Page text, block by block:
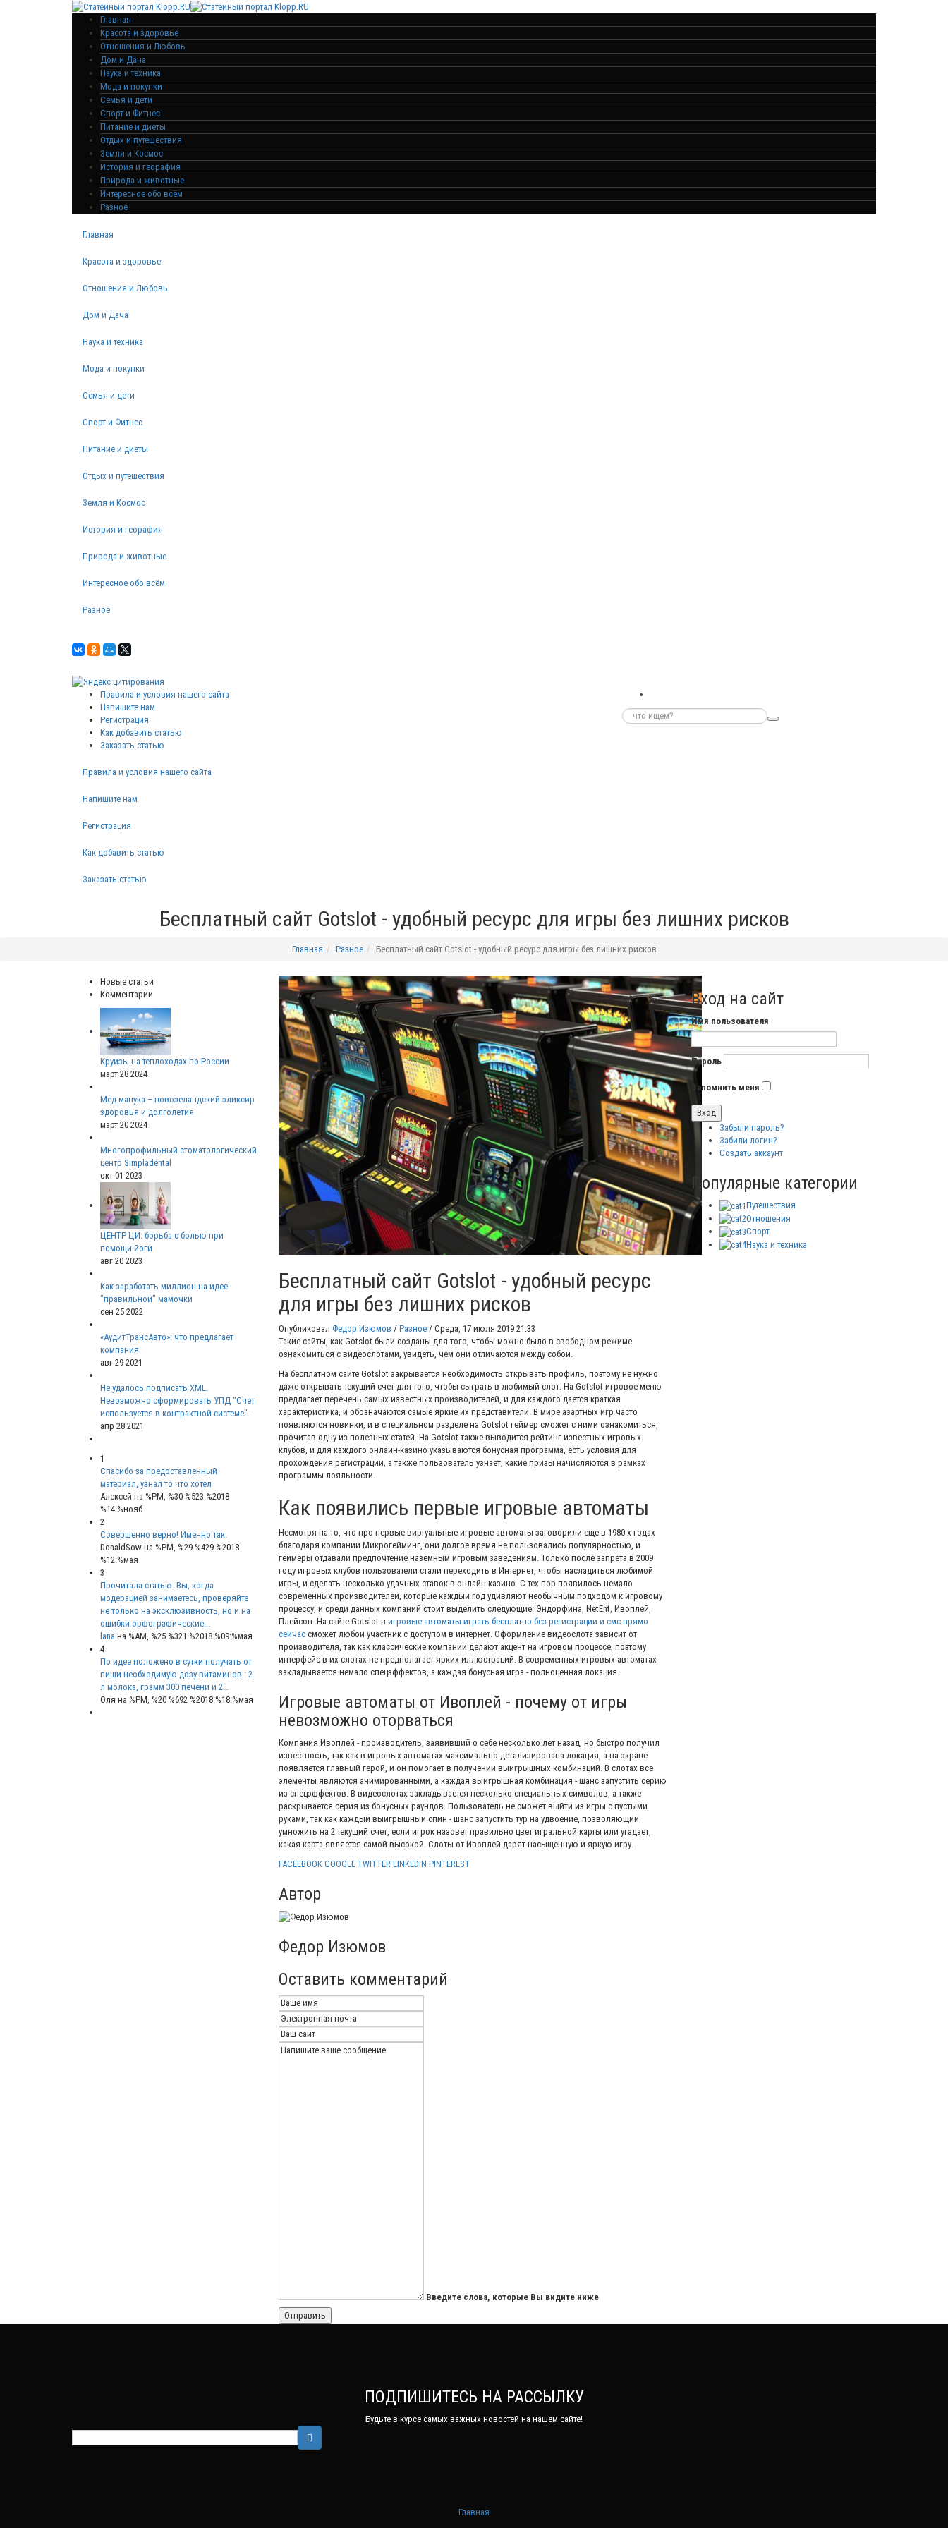
Главная
Красота и здоровье
Отношения и Любовь
Дом и Дача
Наука и техника
Мода и покупки
Семья и дети
Спорт и Фитнес
Питание и диеты
Отдых и путешествия
Земля и Космос
История и георафия
Природа и животные
Интересное обо всём
Разное
Главная
Красота и здоровье
Отношения и Любовь
Дом и Дача
Наука и техника
Мода и покупки
Семья и дети
Спорт и Фитнес
Питание и диеты
Отдых и путешествия
Земля и Космос
История и георафия
Природа и животные
Интересное обо всём
Разное
Правила и условия нашего сайта
Напишите нам
Регистрация
Как добавить статью
Заказать статью
Правила и условия нашего сайта
Напишите нам
Регистрация
Как добавить статью
Заказать статью
Бесплатный сайт Gotslot - удобный ресурс для игры без лишних рисков
Главная Разное Бесплатный сайт Gotslot - удобный ресурс для игры без лишних рисков
Новые статьи
Комментарии
Круизы на теплоходах по России
март 28 2024
Мед манука – новозеландский эликсир
здоровья и долголетия
март 20 2024
Многопрофильный стоматологический
центр Simpladental
окт 01 2023
ЦЕНТР ЦИ: борьба с болью при
помощи йоги
авг 20 2023
Как заработать миллион на идее
"правильной" мамочки
сен 25 2022
«АудитТрансАвто»: что предлагает
компания
авг 29 2021
Не удалось подписать XML.
Невозможно сформировать УПД "Счет
используется в контрактной системе".
апр 28 2021
1
Спасибо за предоставленный
материал, узнал то что хотел
Алексей на %PM, %30 %523 %2018
%14:%нояб
2
Совершенно верно! Именно так.
DonaldSow на %PM, %29 %429 %2018
%12:%мая
3
Прочитала статью. Вы, когда
модерацией занимаетесь, проверяйте
не только на эксклюзивность, но и на
ошибки орфографические...
lana на %AM, %25 %321 %2018 %09:%мая
4
По идее положено в сутки получать от
пищи необходимую дозу витаминов : 2
л молока, грамм 300 печени и 2…
Оля на %PM, %20 %692 %2018 %18:%мая
Бесплатный сайт Gotslot - удобный ресурс
для игры без лишних рисков
Опубликовал Федор Изюмов / Разное /Среда, 17 июля 2019 21:33
Такие сайты, как Gotslot были созданы для того, чтобы можно было в свободном режиме
ознакомиться с видеослотами, увидеть, чем они отличаются между собой.
На бесплатном сайте Gotslot закрывается необходимость открывать профиль, поэтому не нужно
даже открывать текущий счет для того, чтобы сыграть в любимый слот. На Gotslot игровое меню
предлагает перечень самых известных производителей, и для каждого дается краткая
характеристика, и обозначаются самые яркие их представители. В мире азартных игр часто
появляются новинки, и в специальном разделе на Gotslot геймер сможет с ними ознакомиться,
прочитав одну из полезных статей. На Gotslot также выводится рейтинг известных игровых
клубов, и для каждого онлайн-казино указываются бонусная программа, есть условия для
прохождения регистрации, а также пользователь узнает, какие призы начисляются в рамках
программы лояльности.
Как появились первые игровые автоматы
Несмотря на то, что про первые виртуальные игровые автоматы заговорили еще в 1980-х годах
благодаря компании Микрогейминг, они долгое время не пользовались популярностью, и
геймеры отдавали предпочтение наземным игровым заведениям. Только после запрета в 2009
году игровых клубов пользователи стали переходить в Интернет, чтобы насладиться любимой
игры, и сделать несколько удачных ставок в онлайн-казино. С тех пор появилось немало
современных производителей, которые каждый год удивляют необычным подходом к игровому
процессу, и среди данных компаний стоит выделить следующие: Эндорфина, NetEnt, Ивоплей,
Плейсон. На сайте Gotslot в игровые автоматы играть бесплатно без регистрации и смс прямо
сейчассможет любой участник с доступом в интернет. Оформление видеослота зависит от
производителя, так как классические компании делают акцент на игровом процессе, поэтому
интерфейс в их слотах не предполагает ярких иллюстраций. В современных игровых автоматах
закладывается немало спецэффектов, а каждая бонусная игра - полноценная локация.
Игровые автоматы от Ивоплей - почему от игры
невозможно оторваться
Компания Ивоплей - производитель, заявивший о себе несколько лет назад, но быстро получил
известность, так как в игровых автоматах максимально детализирована локация, а на экране
появляется главный герой, и он помогает в получении выигрышных комбинаций. В слотах все
элементы являются анимированными, а каждая выигрышная комбинация - шанс запустить серию
из спецэффектов. В видеослотах закладывается несколько специальных символов, а также
раскрывается серия из бонусных раундов. Пользователь не сможет выйти из игры с пустыми
руками, так как каждый выигрышный спин - шанс запустить тур на удвоение, позволяющий
умножить на 2 текущий счет, если игрок назовет правильно цвет игральной карты или угадает,
какая карта является самой высокой. Слоты от Ивоплей дарят насыщенную и яркую игру.
FACEEBOOK GOOGLE TWITTER LINKEDIN PINTEREST
Автор
Федор Изюмов
Оставить комментарий
Введите слова, которые Вы видите ниже
Вход на сайт
Имя пользователя
Пароль
Запомнить меня
Забыли пароль?
Забили логин?
Создать аккаунт
Популярные категории
Путешествия
Отношения
Спорт
Наука и техника
ПОДПИШИТЕСЬ НА РАССЫЛКУ
Будьте в курсе самых важных новостей на нашем сайте!
Главная